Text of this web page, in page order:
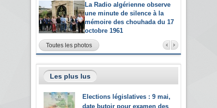
La Radio algérienne observe
une minute de silence à la
mémoire des chouhada du 17
octobre 1961
Toutes les photos
Les plus lus
Elections législatives : 9 mai,
date butoir pour examen des